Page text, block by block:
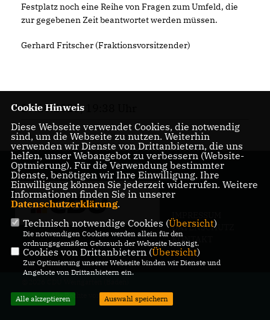
Festplatz noch eine Reihe von Fragen zum Umfeld, die
zur gegebenen Zeit beantwortet werden müssen.
Gerhard Fritscher (Fraktionsvorsitzender)
29.10.2023, 19:38 Uhr
DATENSCHUTZ
KONTAKT
Alle Rechte vorbehalten.
Cookie Hinweis
Diese Webseite verwendet Cookies, die notwendig
sind, um die Webseite zu nutzen. Weiterhin
verwenden wir Dienste von Drittanbietern, die uns
helfen, unser Webangebot zu verbessern (Website-
Optmierung). Für die Verwendung bestimmter
Dienste, benötigen wir Ihre Einwilligung. Ihre
Einwilligung können Sie jederzeit widerrufen. Weitere
Informationen finden Sie in unserer
Datenschutzerklärung.
Technisch notwendige Cookies (Übersicht)
Die notwendigen Cookies werden allein für den
ordnungsgemäßen Gebrauch der Webseite benötigt.
Cookies von Drittanbietern (Übersicht)
Zur Optimierung unserer Webseite binden wir Dienste und
Angebote von Drittanbietern ein.
Alle akzeptieren Auswahl speichern